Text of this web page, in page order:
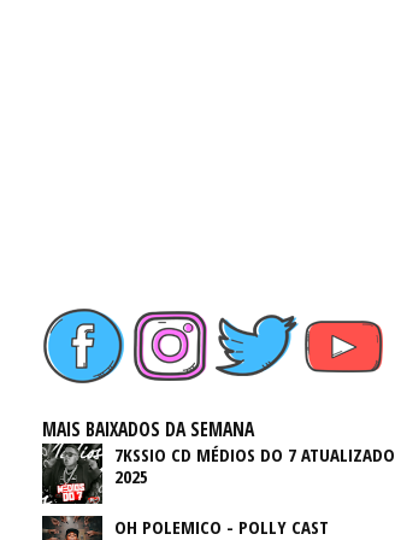
MAIS BAIXADOS DA SEMANA
7KSSIO CD MÉDIOS DO 7 ATUALIZADO
2025
OH POLEMICO - POLLY CAST